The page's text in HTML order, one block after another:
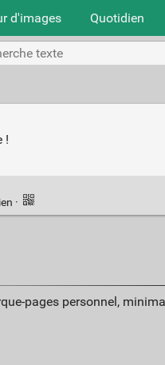
d'images Quotidien
!
·
pages personnel,